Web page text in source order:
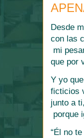
Desde
con las
mi
que por
Y yo
ficticios
junto a
porque
“Él no